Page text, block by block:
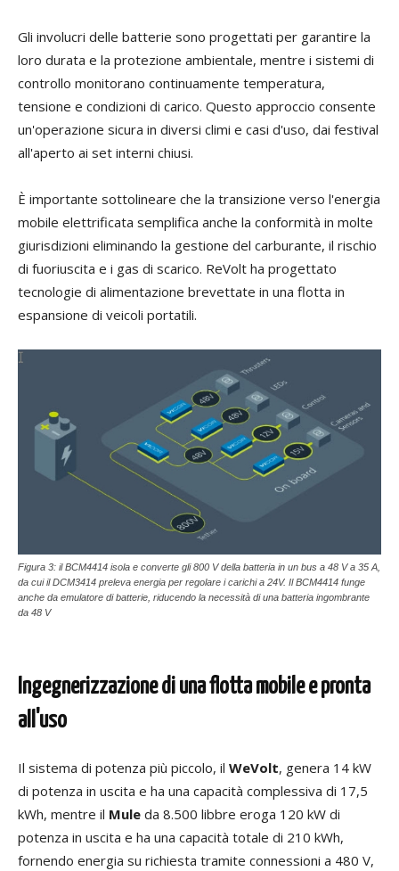
Gli involucri delle batterie sono progettati per garantire la
loro durata e la protezione ambientale, mentre i sistemi di
controllo monitorano continuamente temperatura,
tensione e condizioni di carico. Questo approccio consente
un'operazione sicura in diversi climi e casi d'uso, dai festival
all'aperto ai set interni chiusi.
È importante sottolineare che la transizione verso l'energia
mobile elettrificata semplifica anche la conformità in molte
giurisdizioni eliminando la gestione del carburante, il rischio
di fuoriuscita e i gas di scarico. ReVolt ha progettato
tecnologie di alimentazione brevettate in una flotta in
espansione di veicoli portatili.
Figura 3: il BCM4414 isola e converte gli 800 V della batteria in un bus a 48 V a 35 A,
da cui il DCM3414 preleva energia per regolare i carichi a 24V. Il BCM4414 funge
anche da emulatore di batterie, riducendo la necessità di una batteria ingombrante
da 48 V
Ingegnerizzazione di una flotta mobile e pronta
all'uso
Il sistema di potenza più piccolo, il WeVolt, genera 14 kW
di potenza in uscita e ha una capacità complessiva di 17,5
kWh, mentre il Mule da 8.500 libbre eroga 120 kW di
potenza in uscita e ha una capacità totale di 210 kWh,
fornendo energia su richiesta tramite connessioni a 480 V,